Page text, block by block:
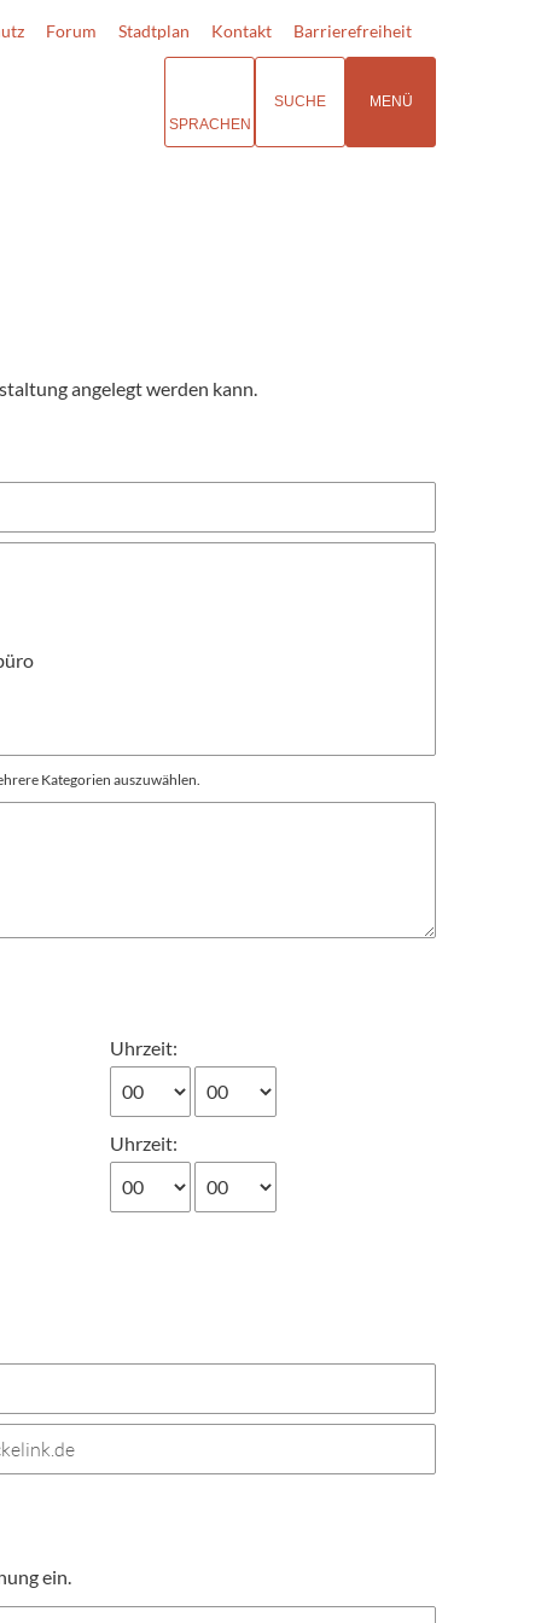
Forum Stadtplan Kontakt Barrierefreiheit
SPRACHEN
SUCHE MENÜ
angelegt werden kann.
Kategorien auszuwählen.
Uhrzeit:
Uhrzeit:
ein.